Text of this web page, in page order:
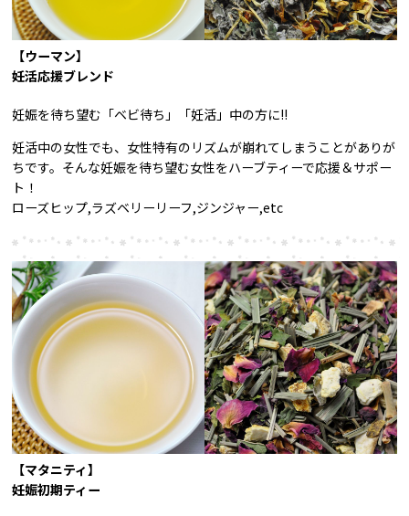
【ウーマン】
妊活応援ブレンド
妊娠を待ち望む「ベビ待ち」「妊活」中の方に!!
妊活中の女性でも、女性特有のリズムが崩れてしまうことがありが
ちです。そんな妊娠を待ち望む女性をハーブティーで応援＆サポー
ト！
ローズヒップ,ラズベリーリーフ,ジンジャー,etc
【マタニティ】
妊娠初期ティー